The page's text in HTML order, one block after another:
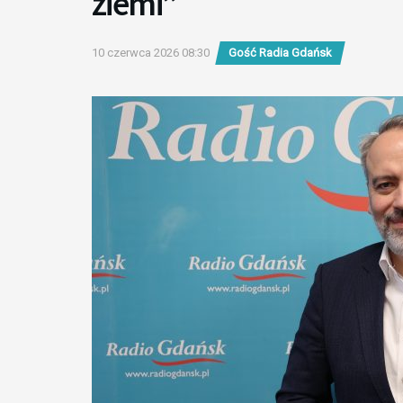
10 czerwca 2026 08:30 Gość Radia Gdańsk